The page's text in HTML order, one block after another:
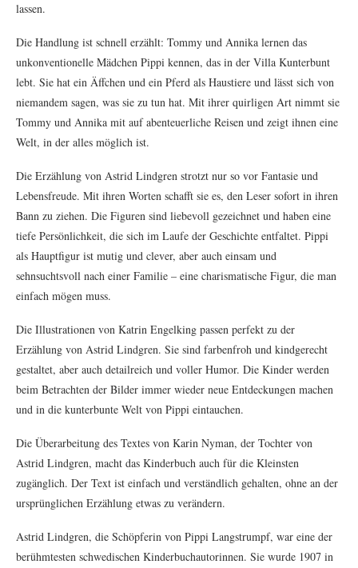
lassen.
Die Handlung ist schnell erzählt: Tommy und Annika lernen das
unkonventionelle Mädchen Pippi kennen, das in der Villa Kunterbunt
lebt. Sie hat ein Äffchen und ein Pferd als Haustiere und lässt sich von
niemandem sagen, was sie zu tun hat. Mit ihrer quirligen Art nimmt sie
Tommy und Annika mit auf abenteuerliche Reisen und zeigt ihnen eine
Welt, in der alles möglich ist.
Die Erzählung von Astrid Lindgren strotzt nur so vor Fantasie und
Lebensfreude. Mit ihren Worten schafft sie es, den Leser sofort in ihren
Bann zu ziehen. Die Figuren sind liebevoll gezeichnet und haben eine
tiefe Persönlichkeit, die sich im Laufe der Geschichte entfaltet. Pippi
als Hauptfigur ist mutig und clever, aber auch einsam und
sehnsuchtsvoll nach einer Familie – eine charismatische Figur, die man
einfach mögen muss.
Die Illustrationen von Katrin Engelking passen perfekt zu der
Erzählung von Astrid Lindgren. Sie sind farbenfroh und kindgerecht
gestaltet, aber auch detailreich und voller Humor. Die Kinder werden
beim Betrachten der Bilder immer wieder neue Entdeckungen machen
und in die kunterbunte Welt von Pippi eintauchen.
Die Überarbeitung des Textes von Karin Nyman, der Tochter von
Astrid Lindgren, macht das Kinderbuch auch für die Kleinsten
zugänglich. Der Text ist einfach und verständlich gehalten, ohne an der
ursprünglichen Erzählung etwas zu verändern.
Astrid Lindgren, die Schöpferin von Pippi Langstrumpf, war eine der
berühmtesten schwedischen Kinderbuchautorinnen. Sie wurde 1907 in